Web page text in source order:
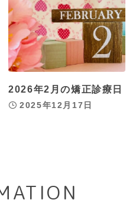
2026年2月の矯正診療日
2025年12月17日